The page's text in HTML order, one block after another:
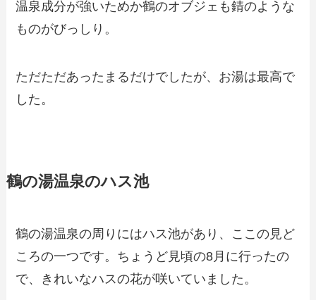
温泉成分が強いためか鶴のオブジェも錆のような
ものがびっしり。
ただただあったまるだけでしたが、お湯は最高で
した。
鶴の湯温泉のハス池
鶴の湯温泉の周りにはハス池があり、ここの見ど
ころの一つです。ちょうど見頃の8月に行ったの
で、きれいなハスの花が咲いていました。